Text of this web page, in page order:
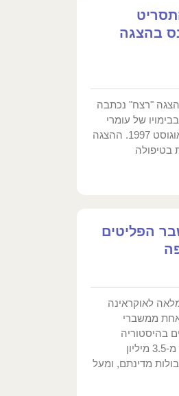
בהצגה
"רצח" נכתבה
של עומרי
ניצן בתיאטרון הקאמרי באוגוסט 1997. ההצגה
בטיפולה
הפליטים
לאוקראינה
לאחת ממשברי
בהיסטוריה
האירופית המודרנית. יותר מ-3.5 מיליון
מדינתם, ומעל